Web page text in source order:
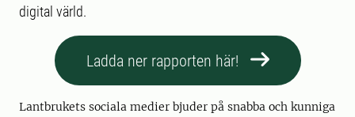
digital värld.
Ladda ner rapporten här!
Lantbrukets sociala medier bjuder på snabba och kunniga